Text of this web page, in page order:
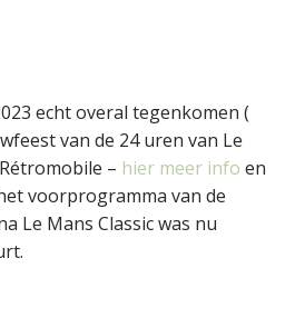
echt overal tegenkomen (
van de 24 uren van Le
– hier meer info en
voorprogramma van de
Le Mans Classic was nu